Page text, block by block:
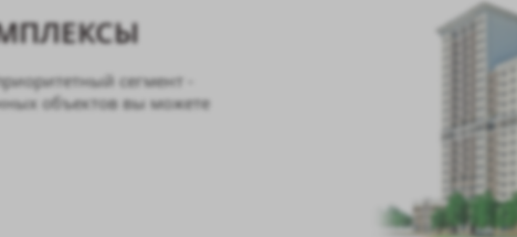
сегмент -
объектов вы можете